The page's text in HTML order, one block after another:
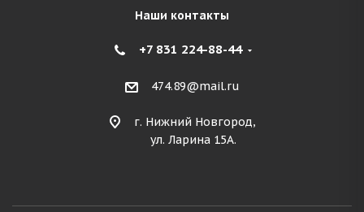
Наши контакты
+7 831 224-88-44
474.89@mail.ru
г. Нижний Новгород,
ул. Ларина 15А.